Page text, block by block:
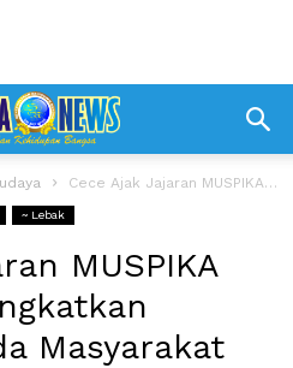
Cece Ajak Jajaran MUSPIKA Wanasalam Tingkatkan Pelayanan pada Masyarakat
~ Lebak
MUSPIKA
Masyarakat